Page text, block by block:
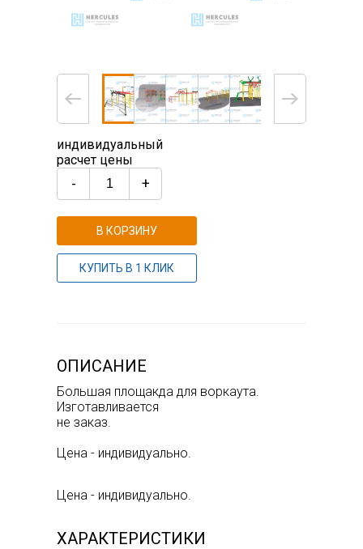
индивидуальный
расчет цены
- +
В КОРЗИНУ
КУПИТЬ В 1 КЛИК
ОПИСАНИЕ
Большая площакда для воркаута.
Изготавливается
не заказ.
Цена - индивидуально.
Цена - индивидуально.
ХАРАКТЕРИСТИКИ